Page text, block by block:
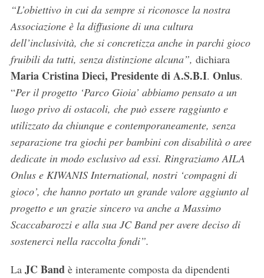
“L’obiettivo in cui da sempre si riconosce la nostra
Associazione è la diffusione di una cultura
dell’inclusività, che si concretizza anche in parchi gioco
fruibili da tutti, senza distinzione alcuna”, dichiara
Maria Cristina Dieci, Presidente di A.S.B.I. Onlus.
“Per il progetto ‘Parco Gioia’ abbiamo pensato a un
luogo privo di ostacoli, che può essere raggiunto e
utilizzato da chiunque e contemporaneamente, senza
separazione tra giochi per bambini con disabilità o aree
dedicate in modo esclusivo ad essi. Ringraziamo AILA
Onlus e KIWANIS International, nostri ‘compagni di
gioco’, che hanno portato un grande valore aggiunto al
progetto e un grazie sincero va anche a Massimo
Scaccabarozzi e alla sua JC Band per avere deciso di
sostenerci nella raccolta fondi”.
La JC Bandè interamente composta da dipendenti